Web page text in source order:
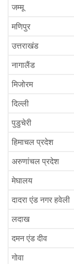
जम्मू
मणिपुर
उत्तराखंड
नागालैंड
मिजोरम
दिल्ली
पुडुचेरी
हिमाचल प्रदेश
अरुणांचल प्रदेश
मेघालय
दादरा एंड नगर हवेली
लदाख
दमन एंड दीव
गोवा